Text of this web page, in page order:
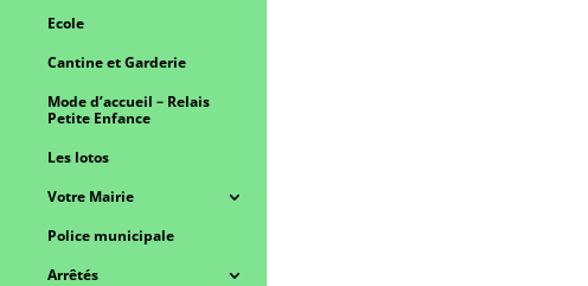
Ecole
Cantine et Garderie
Mode d’accueil – Relais
Petite Enfance
Les lotos
Votre Mairie
Police municipale
Arrêtés